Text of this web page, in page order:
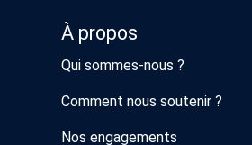
À propos
Qui sommes-nous ?
Comment nous soutenir ?
Nos engagements